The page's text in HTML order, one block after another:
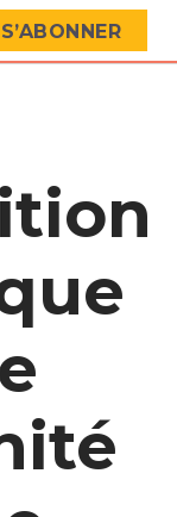
S’ABONNER